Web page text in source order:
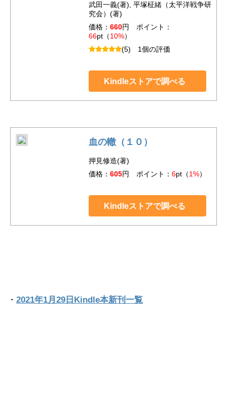
武田一義(著), 平塚柾緒（太平洋戦争研
究会）(著)
価格： 660円 ポイント：
66pt（10%）
(5) 1個の評価
Kindleストアで調べる
血の轍（１０）
押見修造(著)
価格： 605円 ポイント： 6pt（1%）
Kindleストアで調べる
・ 2021年1月29日Kindle本新刊一覧